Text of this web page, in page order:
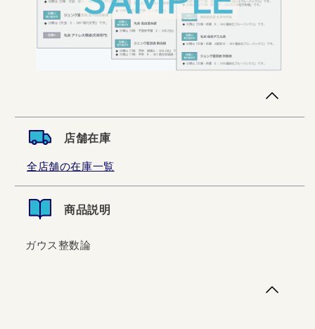
店舗在庫
全店舗の在庫一覧
商品説明
ガウス整数論